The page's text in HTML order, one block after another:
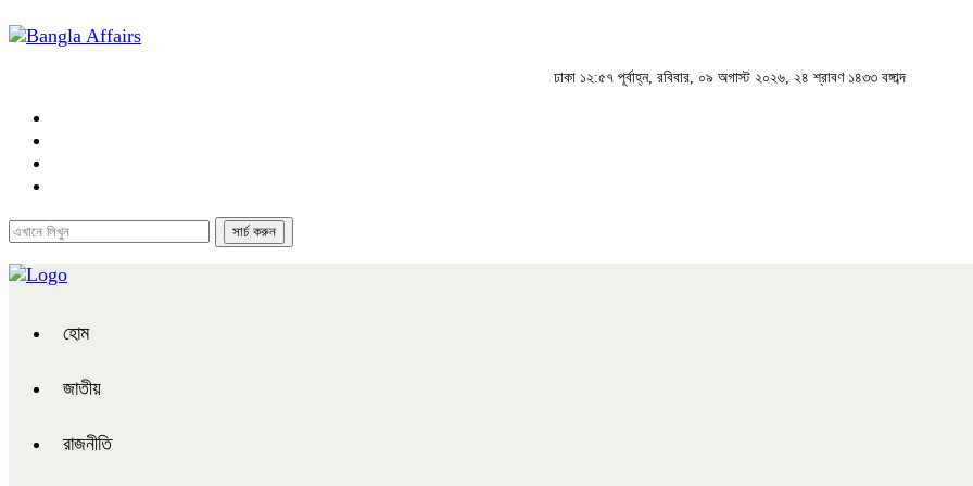
ঢাকা ১২:৫৭ পূর্বাহ্ন, রবিবার, ০৯ অগাস্ট ২০২৬, ২৪ শ্রাবণ ১৪৩৩ বঙ্গাব্দ
হোম
জাতীয়
রাজনীতি